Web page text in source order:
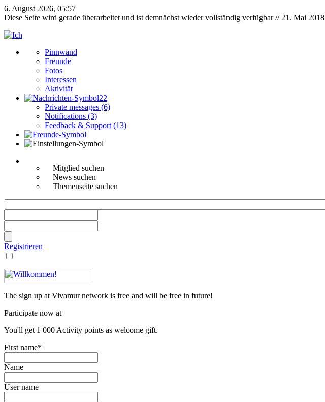
6. August 2026, 05:57
Diese Seite wird gerade überarbeitet und ist demnächst wieder vollständig verfügbar // 21. Mai 2018
Pinnwand
Freunde
Fotos
Interessen
Aktivität
22
Private messages (6)
Notifications (3)
Feedback & Support (13)
Mitglied suchen
News suchen
Themenseite suchen
Registrieren
The sign up at Vivamur network is free and will be free in future!
Participate now at
You'll get 1 000 Activity points as welcome gift.
First name*
Name
User name